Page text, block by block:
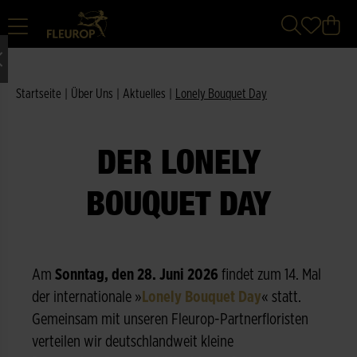
Startseite Über Uns Aktuelles Lonely Bouquet Day
DER LONELY
BOUQUET DAY
Am Sonntag, den 28. Juni 2026 findet zum 14. Mal
der internationale » Lonely Bouquet Day« statt.
Gemeinsam mit unseren Fleurop-Partnerfloristen
verteilen wir deutschlandweit kleine